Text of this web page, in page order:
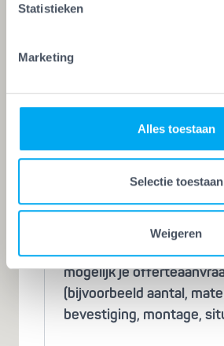
Statistieken
Marketing
Alles toestaan
Selectie toestaan
Weigeren
Glaszetten
Opmerkingen